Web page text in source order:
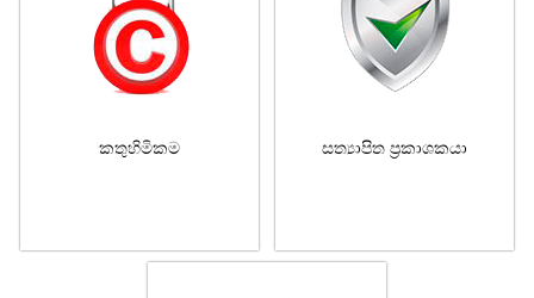
කතුහිමිකම සත්‍යාපිත ප්‍රකාශකයා